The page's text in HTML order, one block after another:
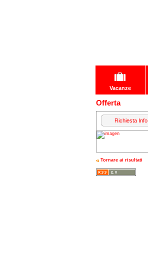
Vacanze
Offerta
Richiesta Info
Tornare ai risultati